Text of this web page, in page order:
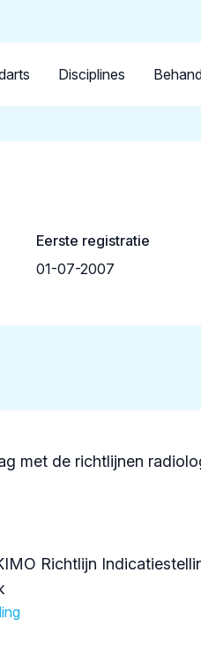
Disciplines
Eerste registratie
01-07-2007
met de richtlijnen
Richtlijn